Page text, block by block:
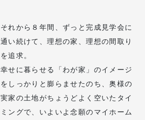
それから８年間、ずっと完成見学会に
通い続けて、理想の家、理想の間取り
を追求。
幸せに暮らせる「わが家」のイメージ
をしっかりと膨らませたのち、奥様の
実家の土地がちょうどよく空いたタイ
ミングで、いよいよ念願のマイホーム